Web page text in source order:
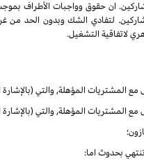
لاتفاقية التشغيل.
بحدوث اما: